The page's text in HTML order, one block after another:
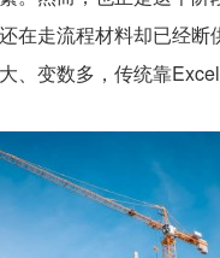
在走流程材料却已经
变数多，传统靠Excel